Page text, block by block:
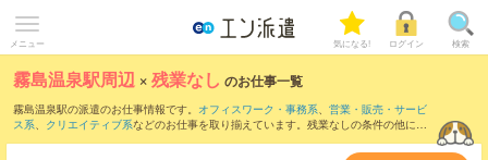
メニュー 気になる! ログイン 検索
霧島温泉駅周辺 ×残業なし のお仕事一覧
霧島温泉駅の派遣のお仕事情報です。 オフィスワーク・事務系、 営業・販売・サービ
ス系、 クリエイティブ系などのお仕事を取り揃えています。残業なしの条件の他に、